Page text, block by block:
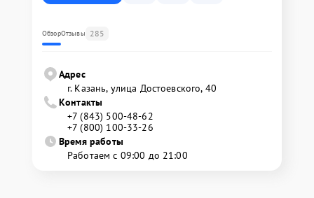
ОбзорОтзывы 285
Адрес
г. Казань, улица Достоевского, 40
Контакты
+7 (843) 500-48-62
+7 (800) 100-33-26
Время работы
Работаем с 09:00 до 21:00